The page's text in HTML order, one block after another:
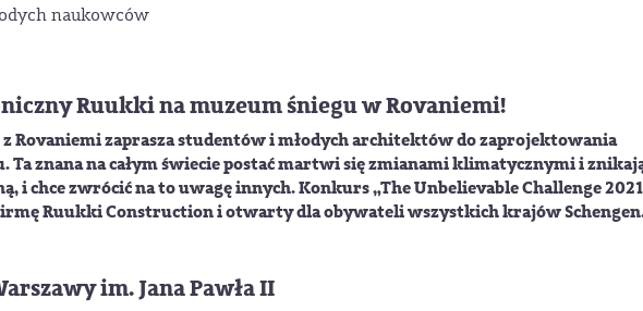
naukowców
Ruukki na muzeum śniegu w Rovaniemi!
Rovaniemi zaprasza studentów i młodych architektów do zaprojektowania
Ta znana na całym świecie postać martwi się zmianami klimatycznymi i
i chce zwrócić na to uwagę innych. Konkurs „The Unbelievable Challenge
Ruukki Construction i otwarty dla obywateli wszystkich krajów
im. Jana Pawła II